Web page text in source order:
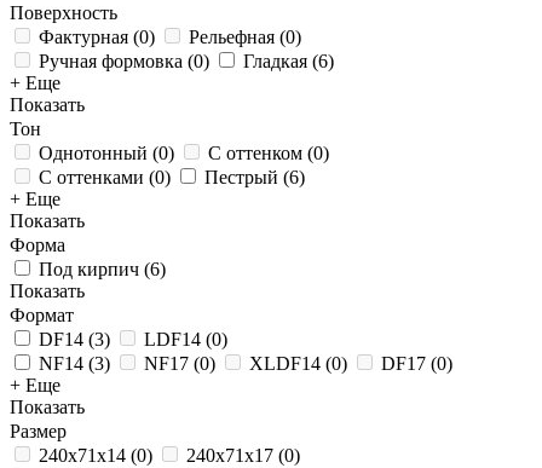
Поверхность
Фактурная (0) Рельефная (0)
Ручная формовка (0) Гладкая (6)
+ Еще
Показать
Тон
Однотонный (0) С оттенком (0)
С оттенками (0) Пестрый (6)
+ Еще
Показать
Форма
Под кирпич (6)
Показать
Формат
DF14 (3) LDF14 (0)
NF14 (3) NF17 (0) XLDF14 (0) DF17 (0)
+ Еще
Показать
Размер
240x71x14 (0) 240x71x17 (0)